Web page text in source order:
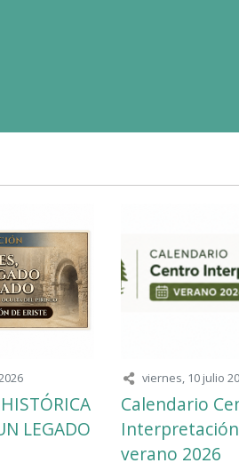
LEGADO
viernes, 10 julio
Calendario
verano 2026